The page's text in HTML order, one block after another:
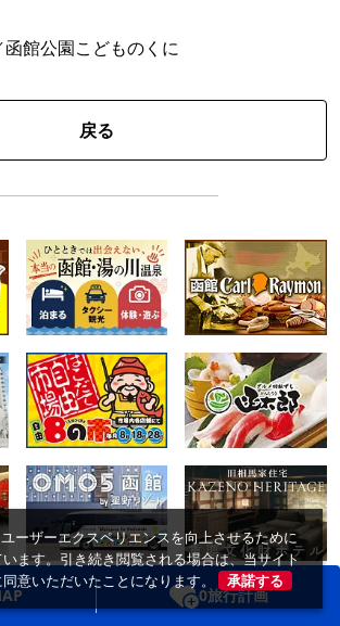
館公園こどものくに
戻る
0旅行計画
ーザーエクスペリエンスを向上させるために
ます。引き続き閲覧される場合は、当サイト
意いただいたことになります。
承諾する